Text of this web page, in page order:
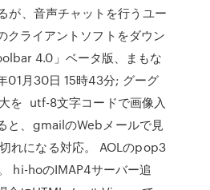
が、音声チャットを行うユー
ライアントソフトをダウン
4.0」ベータ版、まもな
01月30日 15時43分; グーグ
を utf-8文字コードで画像入
と、gmailのWebメールで見
れになる対応。 AOLのpop3
hi-hoのIMAP4サーバー追